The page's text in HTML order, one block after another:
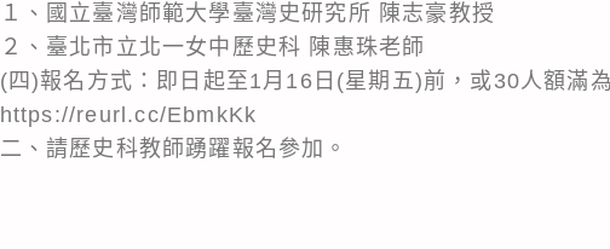
１、國立臺灣師範大學臺灣史研究所 陳志豪教授
２、臺北市立北一女中歷史科 陳惠珠老師
(四)報名方式：即日起至1月16日(星期五)前，或30人額滿
https://reurl.cc/EbmkKk
二、請歷史科教師踴躍報名參加。